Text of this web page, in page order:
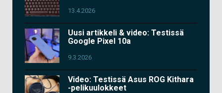
13.4.2026
Uusi artikkeli & video: Testissä
Google Pixel 10a
9.3.2026
Video: Testissä Asus ROG Kithara
-pelikuulokkeet